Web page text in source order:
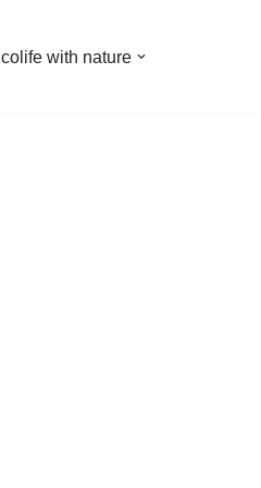
colife with nature